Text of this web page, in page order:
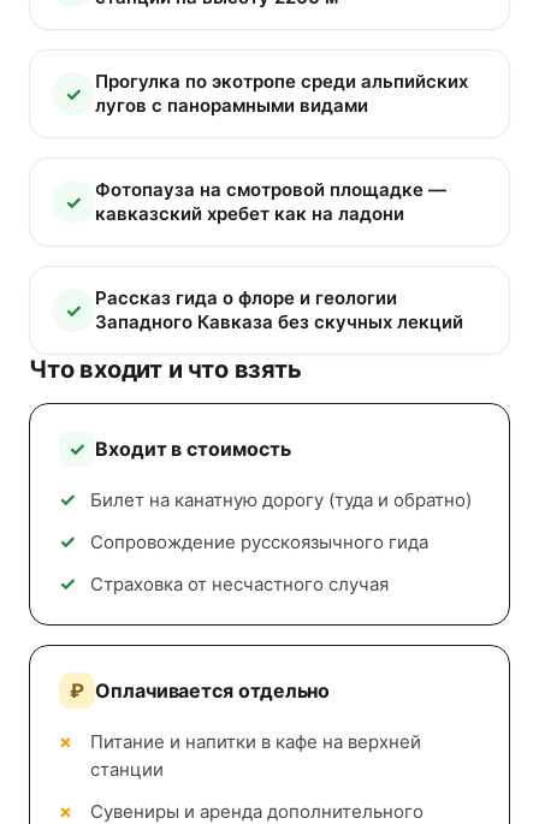
Прогулка по экотропе среди альпийских
лугов с панорамными видами
Фотопауза на смотровой площадке —
кавказский хребет как на ладони
Рассказ гида о флоре и геологии
Западного Кавказа без скучных лекций
Что входит и что взять
Входит в стоимость
Билет на канатную дорогу (туда и обратно)
Сопровождение русскоязычного гида
Страховка от несчастного случая
Оплачивается отдельно
Питание и напитки в кафе на верхней
станции
Сувениры и аренда дополнительного